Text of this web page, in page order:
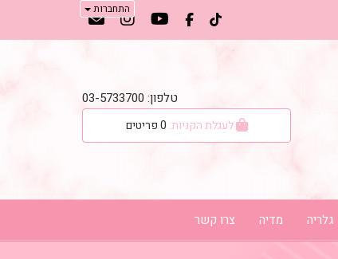
התחברות
טלפון: 03-5733700
לעגלת הקניות: 0
גלריה מדיה צרו קשר